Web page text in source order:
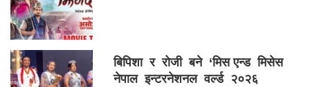
बिपिशा र रोजी बने ‘मिस एन्ड मिसेस
नेपाल इन्टरनेशनल वर्ल्ड २०२६